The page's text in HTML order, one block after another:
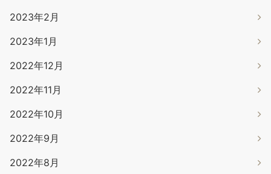
2023年2月
2023年1月
2022年12月
2022年11月
2022年10月
2022年9月
2022年8月